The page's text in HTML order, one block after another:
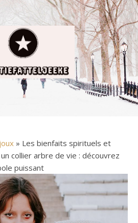
» Les bienfaits spirituels et
collier arbre de vie : découvrez
puissant